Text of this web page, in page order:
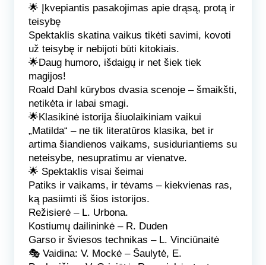
🌟 Įkvepiantis pasakojimas apie drąsą, protą ir
teisybę
Spektaklis skatina vaikus tikėti savimi, kovoti
už teisybę ir nebijoti būti kitokiais.
🌟Daug humoro, išdaigų ir net šiek tiek
magijos!
Roald Dahl kūrybos dvasia scenoje – šmaikšti,
netikėta ir labai smagi.
🌟Klasikinė istorija šiuolaikiniam vaikui
„Matilda“ – ne tik literatūros klasika, bet ir
artima šiandienos vaikams, susiduriantiems su
neteisybe, nesupratimu ar vienatve.
🌟 Spektaklis visai šeimai
Patiks ir vaikams, ir tėvams – kiekvienas ras,
ką pasiimti iš šios istorijos.
Režisierė – L. Urbona.
Kostiumų dailininkė – R. Duden
Garso ir šviesos technikas – L. Vinciūnaitė
🎭 Vaidina: V. Mockė – Šaulytė, E.